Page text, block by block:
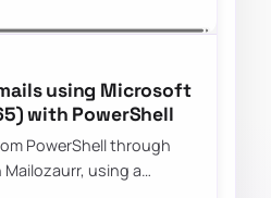
using Microsoft
with PowerShell
PowerShell through
using a